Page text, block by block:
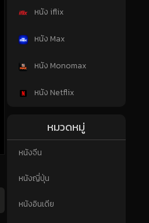
หนัง iflix
หนัง Max
หนัง Monomax
หนัง Netflix
หมวดหมู่
หนังจีน
หนังญี่ปุ่น
หนังอินเดีย